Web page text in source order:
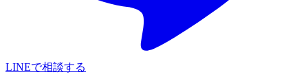
LINEで相談する